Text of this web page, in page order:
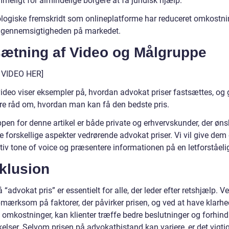
fremskridt som onlineplatforme har reduceret
på markedet.
af Video og Målgruppe
HER]
viser eksempler på, hvordan advokat priser fastsættes, og
råd om, hvordan man kan få den bedste pris.
for denne artikel er både private og erhvervskunder, der
forskellige aspekter vedrørende advokat priser. Vi vil give dem
tone of voice og præsentere informationen på en
“advokat pris” er essentielt for alle, der leder efter retshjælp.
på faktorer, der påvirker prisen, og ved at have
kan klienter træffe bedre beslutninger og